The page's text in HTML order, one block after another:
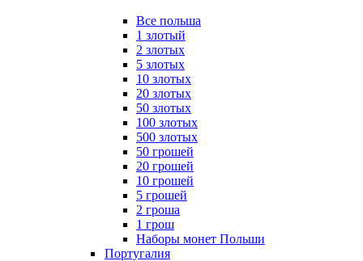
Все польша
1 злотый
2 злотых
5 злотых
10 злотых
20 злотых
50 злотых
100 злотых
500 злотых
50 грошей
20 грошей
10 грошей
5 грошей
2 гроша
1 грош
Наборы монет Польши
Португалия